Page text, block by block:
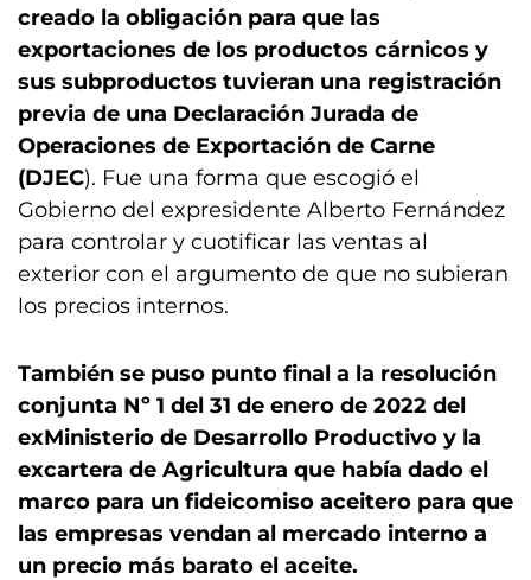
creado la obligación para que las
exportaciones de los productos cárnicos y
sus subproductos tuvieran una registración
previa de una Declaración Jurada de
Operaciones de Exportación de Carne
(DJEC). Fue una forma que escogió el
Gobierno del expresidente Alberto Fernández
para controlar y cuotificar las ventas al
exterior con el argumento de que no subieran
los precios internos.
También se puso punto final a la resolución
conjunta Nº 1 del 31 de enero de 2022 del
exMinisterio de Desarrollo Productivo y la
excartera de Agricultura que había dado el
marco para un fideicomiso aceitero para que
las empresas vendan al mercado interno a
un precio más barato el aceite.